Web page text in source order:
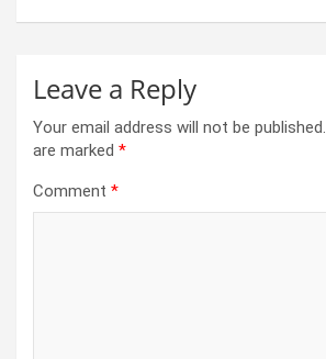
Leave a Reply
Your email address will not be published.
are marked *
Comment *